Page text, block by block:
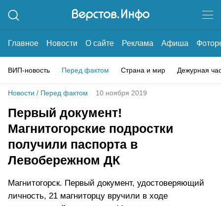
Главное Новости О сайте Реклама Афиша
ВИП-новость Перед фактом Страна и мир Дежурная
Новости / Перед фактом 10 ноября 2019
Первый документ!
Магнитогорские подростки
получили паспорта в
Левобережном ДК
Магнитогорск. Первый документ, удостоверяющий
личность, 21 магниторцу вручили в ходе